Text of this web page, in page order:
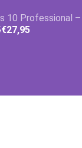
10 Professional –
€27,95